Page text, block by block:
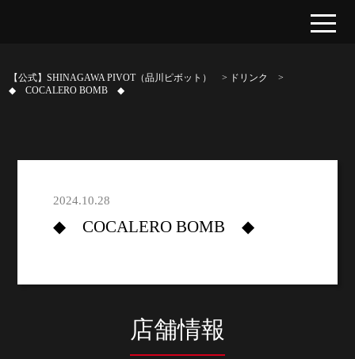
【公式】SHINAGAWA PIVOT（品川ピボット） > ドリンク
>
◆ COCALERO BOMB ◆
2024.10.28
◆ COCALERO BOMB ◆
店舗情報